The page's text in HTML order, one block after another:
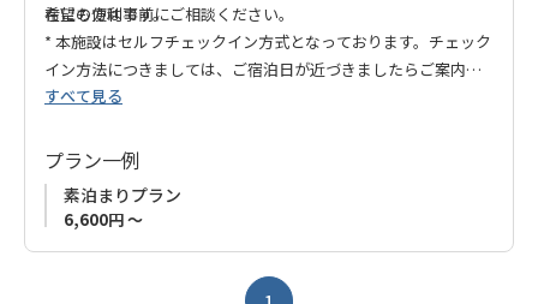
在にも便利です。
希望の方は事前にご相談ください。
* 本施設はセルフチェックイン方式となっております。チェック
イン方法につきましては、ご宿泊日が近づきましたらご案内い
たします。
すべて見る
プラン一例
素泊まりプラン
6,600円 ～